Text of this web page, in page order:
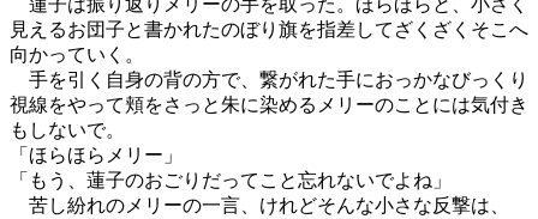
蓮子は振り返りメリーの手を取った。ほらほらと、小さく
見えるお団子と書かれたのぼり旗を指差してざくざくそこへ
向かっていく。
手を引く自身の背の方で、繋がれた手におっかなびっくり
視線をやって頬をさっと朱に染めるメリーのことには気付き
もしないで。
「ほらほらメリー」
「もう、蓮子のおごりだってこと忘れないでよね」
苦し紛れのメリーの一言、けれどそんな小さな反撃は、